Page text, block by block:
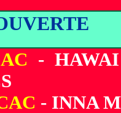
-
- INNA